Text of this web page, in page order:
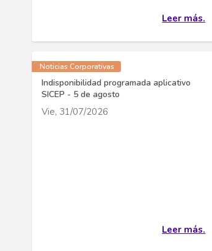
Leer más.
Noticias Corporativas
Indisponibilidad programada aplicativo
SICEP - 5 de agosto
Vie, 31/07/2026
Leer más.